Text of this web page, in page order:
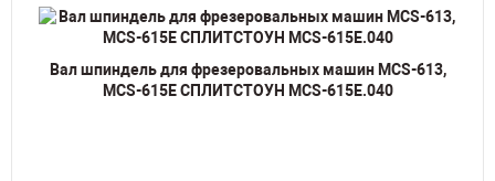
Вал шпиндель для фрезеровальных машин MCS-613,
MCS-615E СПЛИТСТОУН MCS-615E.040